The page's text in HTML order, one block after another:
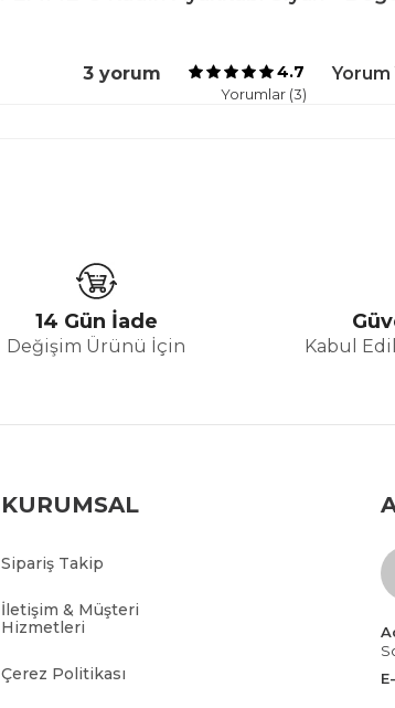
3 yorum 4.7 Yorum
Yorumlar (3)
14 Gün İade
Değişim Ürünü İçin Kabul
KURUMSAL
Sipariş Takip
İletişim & Müşteri
Hizmetleri
Çerez Politikası